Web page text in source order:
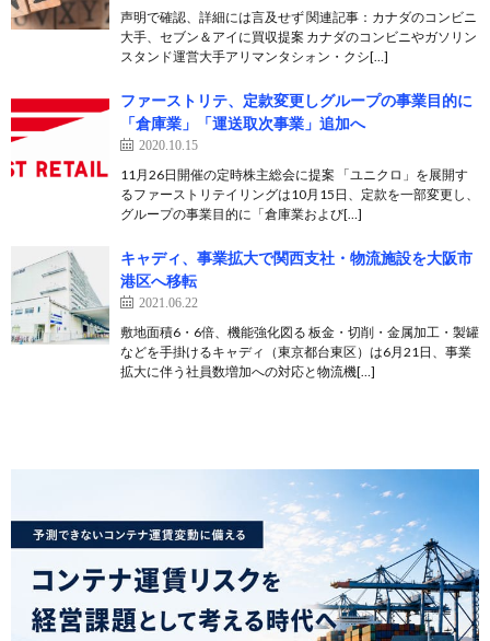
声明で確認、詳細には言及せず 関連記事：カナダのコンビニ
大手、セブン＆アイに買収提案 カナダのコンビニやガソリン
スタンド運営大手アリマンタシォン・クシ[…]
ファーストリテ、定款変更しグループの事業目的に
「倉庫業」「運送取次事業」追加へ
2020.10.15
11月26日開催の定時株主総会に提案 「ユニクロ」を展開す
るファーストリテイリングは10月15日、定款を一部変更し、
グループの事業目的に「倉庫業および[…]
キャディ、事業拡大で関西支社・物流施設を大阪市
港区へ移転
2021.06.22
敷地面積6・6倍、機能強化図る 板金・切削・金属加工・製罐
などを手掛けるキャディ（東京都台東区）は6月21日、事業
拡大に伴う社員数増加への対応と物流機[…]